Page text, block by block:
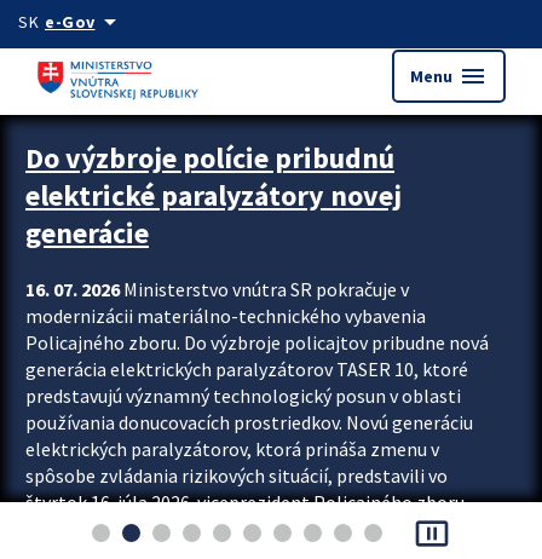
Preskocit na hlavný obsah
SK e-Govarrow_drop_down
Menu menu
Zastavit automatický posun upútavok
Do výzbroje polície pribudnú
elektrické paralyzátory novej
generácie
16. 07. 2026Ministerstvo vnútra SR pokračuje v
modernizácii materiálno-technického vybavenia
Policajného zboru. Do výzbroje policajtov pribudne nová
generácia elektrických paralyzátorov TASER 10, ktoré
predstavujú významný technologický posun v oblasti
používania donucovacích prostriedkov. Novú generáciu
elektrických paralyzátorov, ktorá prináša zmenu v
spôsobe zvládania rizikových situácií, predstavili vo
štvrtok 16. júla 2026 viceprezident Policajného zboru
Rastislav Polakovič a riaditeľ odboru výcviku...
pause_presentation